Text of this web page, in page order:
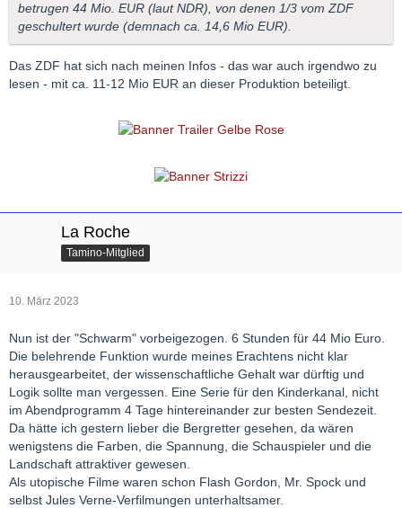
betrugen 44 Mio. EUR (laut NDR), von denen 1/3 vom ZDF
geschultert wurde (demnach ca. 14,6 Mio EUR).
Das ZDF hat sich nach meinen Infos - das war auch irgendwo zu
lesen - mit ca. 11-12 Mio EUR an dieser Produktion beteiligt.
La Roche
Tamino-Mitglied
10. März 2023
Nun ist der "Schwarm" vorbeigezogen. 6 Stunden für 44 Mio Euro.
Die belehrende Funktion wurde meines Erachtens nicht klar
herausgearbeitet, der wissenschaftliche Gehalt war dürftig und
Logik sollte man vergessen. Eine Serie für den Kinderkanal, nicht
im Abendprogramm 4 Tage hintereinander zur besten Sendezeit.
Da hätte ich gestern lieber die Bergretter gesehen, da wären
wenigstens die Farben, die Spannung, die Schauspieler und die
Landschaft attraktiver gewesen.
Als utopische Filme waren schon Flash Gordon, Mr. Spock und
selbst Jules Verne-Verfilmungen unterhaltsamer.